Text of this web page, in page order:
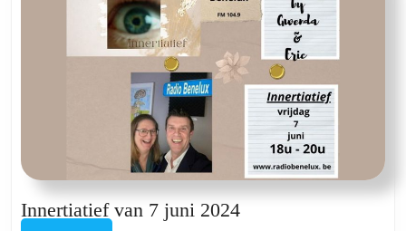
Innertiatief van 7 juni 2024Innertiatief